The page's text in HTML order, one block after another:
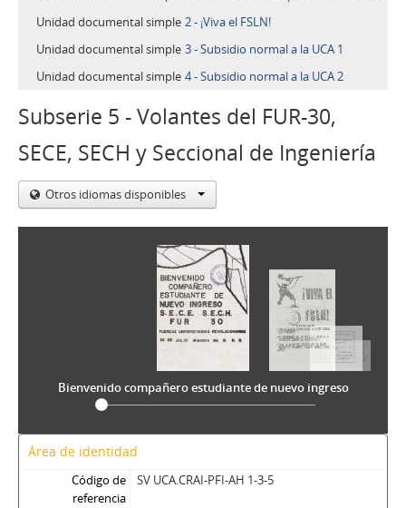
Unidad documental simple 2 - ¡Viva el FSLN!
Unidad documental simple 3 - Subsidio normal a la UCA 1
Unidad documental simple 4 - Subsidio normal a la UCA 2
Subserie 5 - Volantes del FUR-30,
SECE, SECH y Seccional de Ingeniería
Otros idiomas disponibles
Bienvenido compañero estudiante de nuevo ingreso
Área de identidad
Código de
referencia
SV UCA.CRAI-PFI-AH 1-3-5